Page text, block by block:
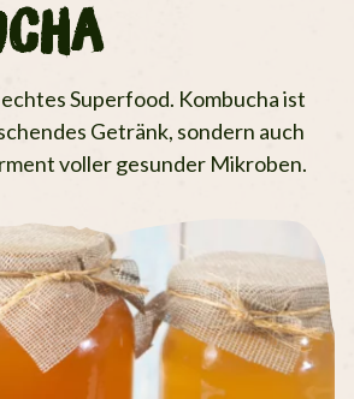
Superfood. Kombucha ist
Getränk, sondern auch
voller gesunder Mikroben.